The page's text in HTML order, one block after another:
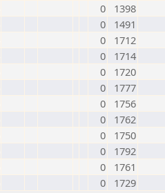
0
1398
0
1491
0
1712
0
1714
0
1720
0
1777
0
1756
0
1762
0
1750
0
1792
0
1761
0 1729